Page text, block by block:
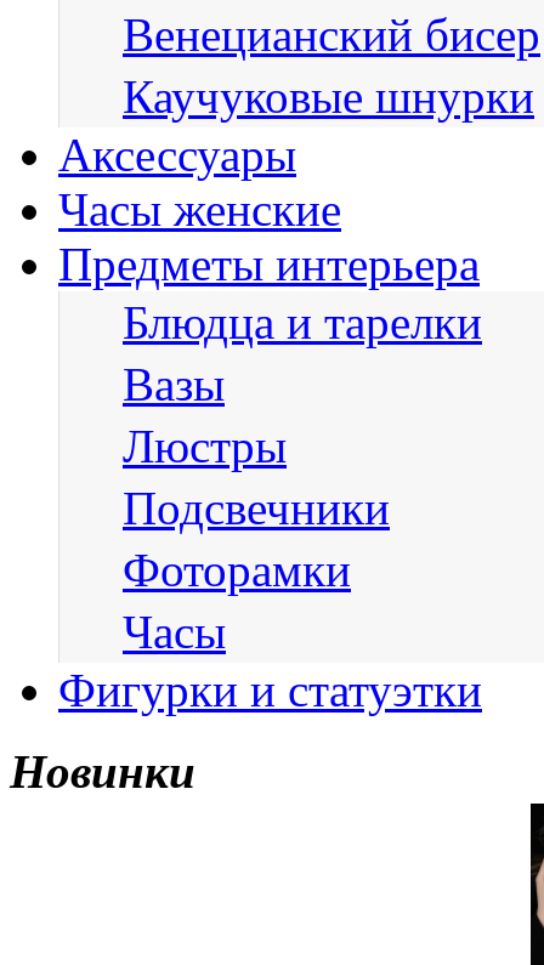
Венецианский бисер
Каучуковые шнурки
Аксессуары
Часы женские
Предметы интерьера
Блюдца и тарелки
Вазы
Люстры
Подсвечники
Фоторамки
Часы
Фигурки и статуэтки
Новинки